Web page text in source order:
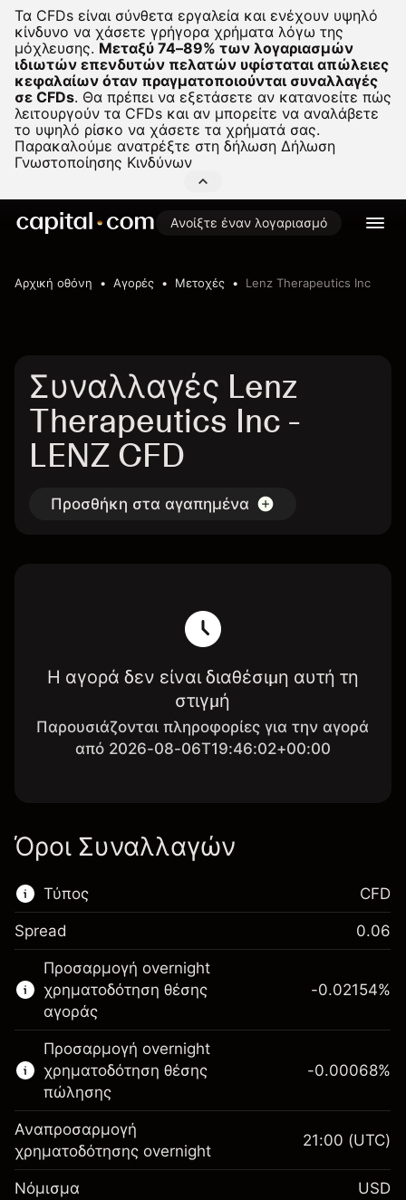
Τα CFDs είναι σύνθετα εργαλεία και ενέχουν υψηλό
κίνδυνο να χάσετε γρήγορα χρήματα λόγω της
μόχλευσης. Μεταξύ 74–89% των λογαριασμών
ιδιωτών επενδυτών πελατών υφίσταται απώλειες
κεφαλαίων όταν πραγματοποιούνται συναλλαγές
σε CFDs. Θα πρέπει να εξετάσετε αν κατανοείτε πώς
λειτουργούν τα CFDs και αν μπορείτε να αναλάβετε
το υψηλό ρίσκο να χάσετε τα χρήματά σας.
Παρακαλούμε ανατρέξτε στη δήλωση Δήλωση
Γνωστοποίησης Κινδύνων
Ανοίξτε έναν λογαριασμό
Αρχική οθόνη Αγορές Μετοχές Lenz Therapeutics Inc
Συναλλαγές Lenz
Therapeutics Inc -
LENZ CFD
Προσθήκη στα αγαπημένα
Η αγορά δεν είναι διαθέσιμη αυτή τη
στιγμή
Παρουσιάζονται πληροφορίες για την αγορά
από 2026-08-06T19:46:02+00:00
Όροι Συναλλαγών
Τύπος
Αυτή η χρηματοπιστωτική αγορά είναι
διαθέσιμη για διαπραγμάτευση CFD.
Μάθετε περισσότερα σχετικά με:
CFDs
CFD
Spread 0.06
Προσαρμογή overnight
χρηματοδότηση θέσης
αγοράς
Περιθώριο. Η επένδυσή
σας
$1,000.00
-0.02154%
Προσαρμογή overnight
χρηματοδότηση θέσης
πώλησης
-0.00068%
Αναπροσαρμογή
χρηματοδότησης overnight
21:00 (UTC)
Νόμισμα USD